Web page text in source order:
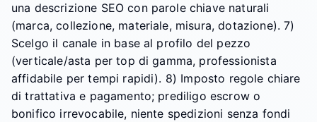
una descrizione SEO con parole chiave naturali
(marca, collezione, materiale, misura, dotazione). 7)
Scelgo il canale in base al profilo del pezzo
(verticale/asta per top di gamma, professionista
affidabile per tempi rapidi). 8) Imposto regole chiare
di trattativa e pagamento; prediligo escrow o
bonifico irrevocabile, niente spedizioni senza fondi